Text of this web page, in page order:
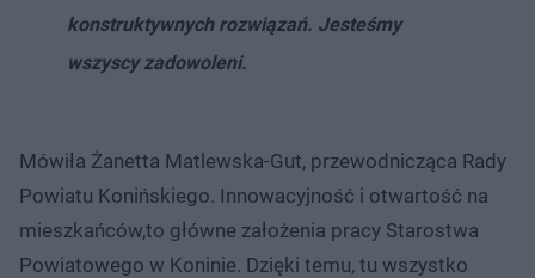
konstruktywnych rozwiązań. Jesteśmy
wszyscy zadowoleni.
Mówiła Żanetta Matlewska-Gut, przewodnicząca Rady
Powiatu Konińskiego. Innowacyjność i otwartość na
mieszkańców,to główne założenia pracy Starostwa
Powiatowego w Koninie. Dzięki temu, tu wszystko